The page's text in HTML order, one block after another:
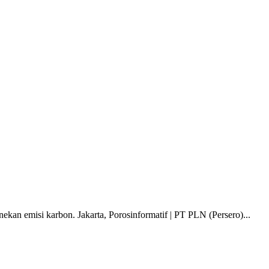
emisi karbon. Jakarta, Porosinformatif | PT PLN (Persero)...